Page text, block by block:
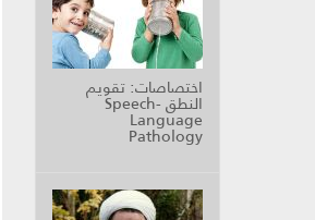
اختصاصات: تقويم
النطق Speech-
Language
Pathology